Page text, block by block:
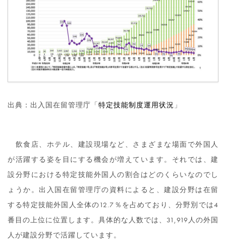
出典：出入国在留管理庁「特定技能制度運用状況 」
飲食店、ホテル、建設現場など、さまざまな場面で外国人
が活躍する姿を目にする機会が増えています。それでは、建
設分野における特定技能外国人の割合はどのくらいなのでし
ょうか。出入国在留管理庁の資料によると、建設分野は在留
する特定技能外国人全体の12.7％を占めており、分野別では4
番目の上位に位置します。具体的な人数では、31,919人の外国
人が建設分野で活躍しています。